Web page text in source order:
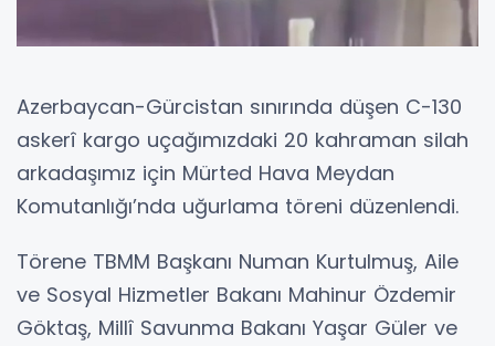
Azerbaycan-Gürcistan sınırında düşen C-130
askerî kargo uçağımızdaki 20 kahraman silah
arkadaşımız için Mürted Hava Meydan
Komutanlığı’nda uğurlama töreni düzenlendi.
Törene TBMM Başkanı Numan Kurtulmuş, Aile
ve Sosyal Hizmetler Bakanı Mahinur Özdemir
Göktaş, Millî Savunma Bakanı Yaşar Güler ve